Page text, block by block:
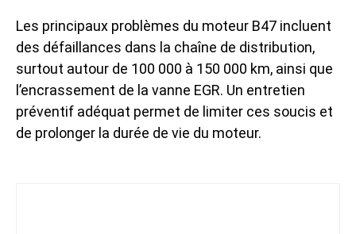
Les principaux problèmes du moteur B47 incluent
des défaillances dans la chaîne de distribution,
surtout autour de 100 000 à 150 000 km, ainsi que
l’encrassement de la vanne EGR. Un entretien
préventif adéquat permet de limiter ces soucis et
de prolonger la durée de vie du moteur.